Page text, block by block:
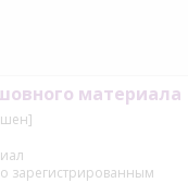
материала
зарегистрированным